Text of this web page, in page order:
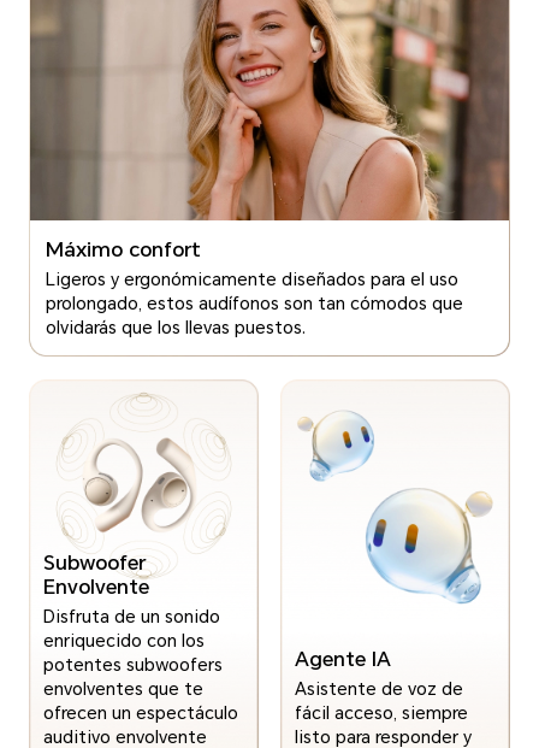
Máximo confort
Ligeros y ergonómicamente diseñados para el uso
prolongado, estos audífonos son tan cómodos que
olvidarás que los llevas puestos.
Subwoofer
Envolvente
Disfruta de un sonido
enriquecido con los
potentes subwoofers
envolventes que te
ofrecen un espectáculo
auditivo envolvente
Agente IA
Asistente de voz de
fácil acceso, siempre
listo para responder y